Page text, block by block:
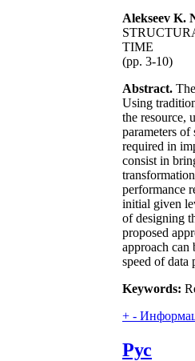
Alekseev K.
TIME
(pp. 3-10)
Abstract.
Using
the resource,
parameters
required in
consist in
performance
initial given
of designing
proposed
approach
speed of data
Keywords:
+ -
Рус